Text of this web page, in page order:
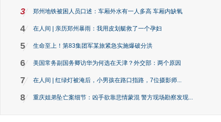
3 郑州地铁被困人员口述：车厢外水有一人多高 车厢内缺氧
4 在人间 | 亲历郑州暴雨：我用皮划艇救了一个孕妇
5 生命至上！第83集团军某旅紧急实施爆破分洪
6 美国常务副国务卿访华为何选在天津？外交部：两个原因
7 在人间 | 红绿灯被淹后，小男孩在路口指路，7位摄影师...
8 重庆姐弟坠亡案细节：凶手欲靠悲情蒙混 警方现场勘察发现...